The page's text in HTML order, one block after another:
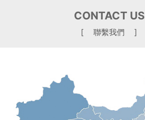
CONTACT US
[ 聯繫我們 ]